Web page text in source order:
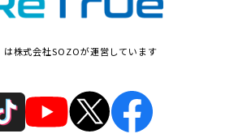
株式会社SOZOが運営しています